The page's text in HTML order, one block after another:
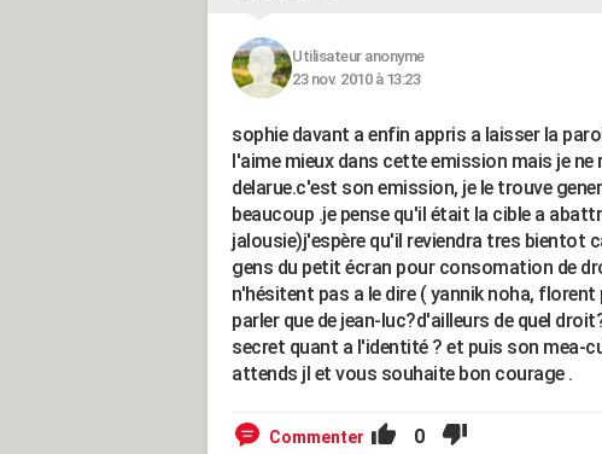
Utilisateur anonyme
23 nov. 2010 à 13:23
sophie davant a enfin appris a laisser la
l'aime mieux dans cette emission mais je ne
delarue.c'est son emission, je le trouve
beaucoup .je pense qu'il était la cible a
jalousie)j'espère qu'il reviendra tres bientot
gens du petit écran pour consomation de
n'hésitent pas a le dire ( yannik noha,
parler que de jean-luc?d'ailleurs de quel
secret quant a l'identité ? et puis son mea-
attends jl et vous souhaite bon courage .
Commenter 0